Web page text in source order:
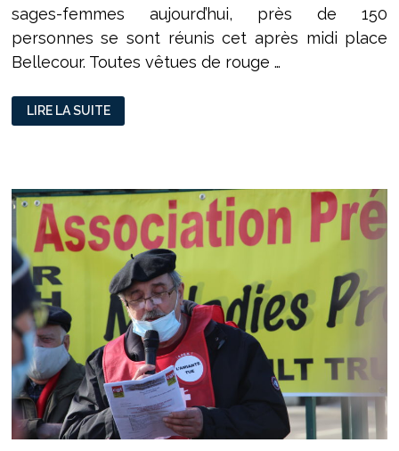
sages-femmes aujourd’hui, près de 150
personnes se sont réunis cet après midi place
Bellecour. Toutes vêtues de rouge …
SAGES-
FEMMES
EN
LE
COL
LIRE LA SUITE